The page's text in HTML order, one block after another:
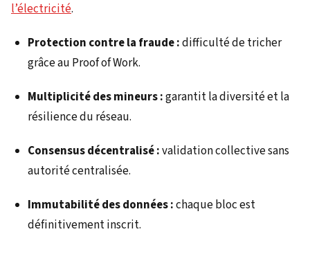
l’électricité.
Protection contre la fraude :difficulté de tricher
grâce au Proof of Work.
Multiplicité des mineurs :garantit la diversité et la
résilience du réseau.
Consensus décentralisé :validation collective sans
autorité centralisée.
Immutabilité des données :chaque bloc est
définitivement inscrit.